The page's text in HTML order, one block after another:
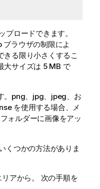
プロードできます。
ラウザの制限によ
きる限り小さくするこ
大サイズは 5 MB で
png、 jpg、 jpeg、お
を使用する場合、メ
ォルダーに画像をアッ
くつかの方法がありま
アから。 次の手順を